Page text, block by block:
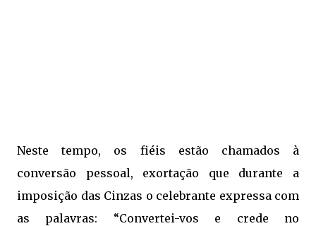
Neste tempo, os fiéis estão chamados à
conversão pessoal, exortação que durante a
imposição das Cinzas o celebrante expressa com
as palavras: “Convertei-vos e crede no